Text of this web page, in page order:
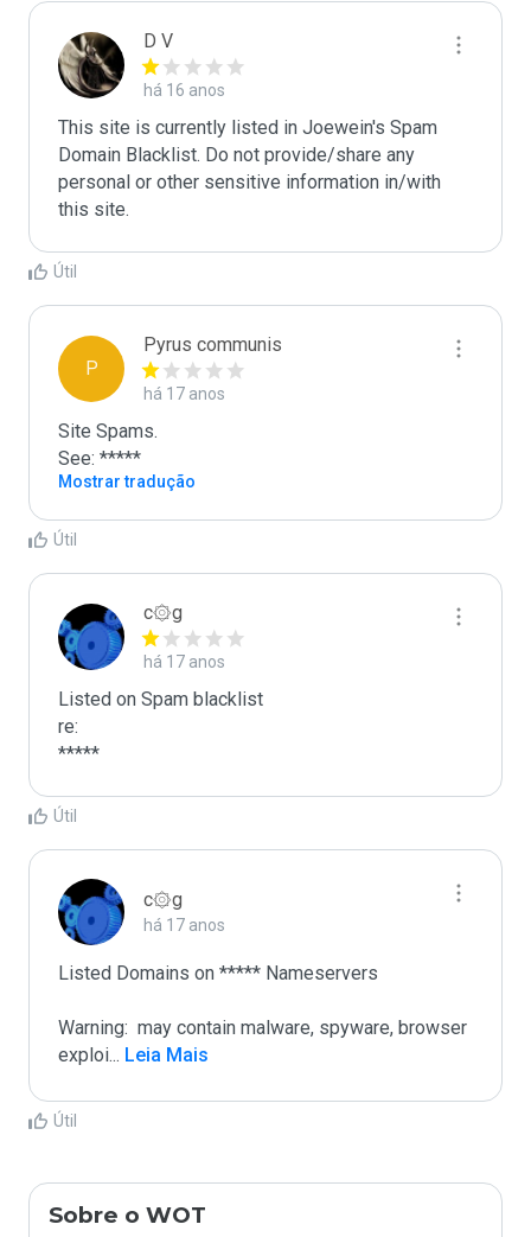
D V
há 16 anos
This site is currently listed in Joewein's Spam
Domain Blacklist. Do not provide/share any
personal or other sensitive information in/with
this site.
Útil
P
Pyrus communis
há 17 anos
Site Spams.
See: *****
Mostrar tradução
Útil
c۞g
há 17 anos
Listed on Spam blacklist
re:
*****
Útil
c۞g
há 17 anos
Listed Domains on ***** Nameservers
Warning:  may contain malware, spyware, browser
exploi... Leia Mais
Útil
Sobre o WOT